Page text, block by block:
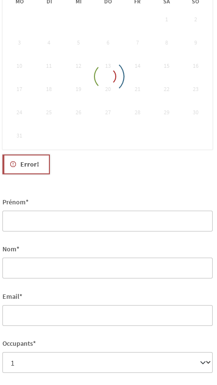
1 2
3 4 5 6 7 8 9
10 11 12 13 14 15 16
17 18 19 20 21 22 23
24 25 26 27 28 29 30
31
Error!
Prénom*
Nom*
Email*
Occupants*